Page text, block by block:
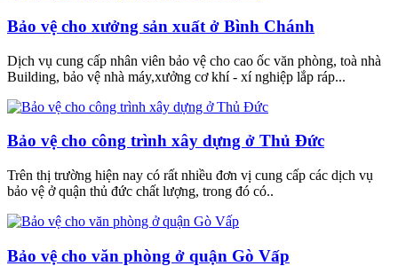
Bảo vệ cho xưởng sản xuất ở Bình Chánh
Dịch vụ cung cấp nhân viên bảo vệ cho cao ốc văn phòng, toà nhà
Building, bảo vệ nhà máy,xưởng cơ khí - xí nghiệp lắp ráp...
Bảo vệ cho công trình xây dựng ở Thủ Đức
Trên thị trường hiện nay có rất nhiều đơn vị cung cấp các dịch vụ
bảo vệ ở quận thủ đức chất lượng, trong đó có..
Bảo vệ cho văn phòng ở quận Gò Vấp